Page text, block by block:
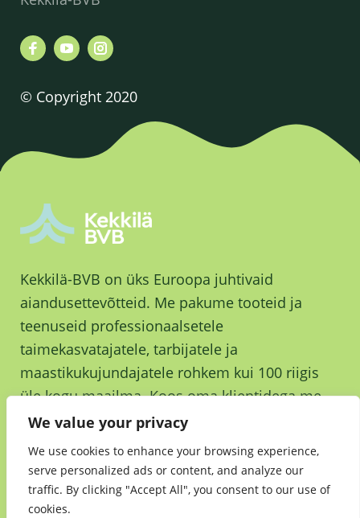
We value your privacy
We use cookies to enhance your browsing experience,
serve personalized ads or content, and analyze our
traffic. By clicking "Accept All", you consent to our use of
cookies.
© Copyright 2020
Kekkilä-BVB on üks Euroopa juhtivaid
aiandusettevõtteid. Me pakume tooteid ja
teenuseid professionaalsetele
taimekasvatajatele, tarbijatele ja
maastikukujundajatele rohkem kui 100 riigis
üle kogu maailma. Koos oma klientidega me
kasvame ja kasvatame parema tuleviku nimel.